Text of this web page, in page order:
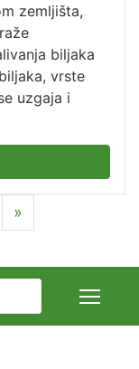
zemljišta,
biljaka
vrste
uzgaja i
»